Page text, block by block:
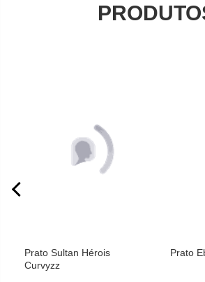
Prato Sultan Hérois
Curvyzz
Prato